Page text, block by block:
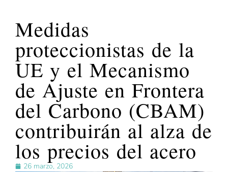
Medidas
proteccionistas de la
UE y el Mecanismo
de Ajuste en Frontera
del Carbono (CBAM)
contribuirán al alza de
los precios del acero
26 marzo, 2026